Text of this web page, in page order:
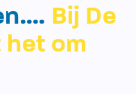
Bij De
om